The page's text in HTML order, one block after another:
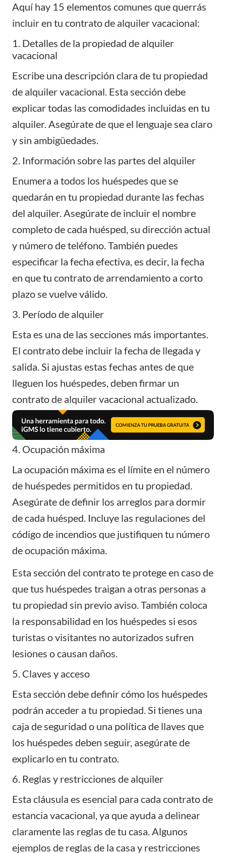
Aquí hay 15 elementos comunes que querrás
incluir en tu contrato de alquiler vacacional:
1. Detalles de la propiedad de alquiler
vacacional
Escribe una descripción clara de tu propiedad
de alquiler vacacional. Esta sección debe
explicar todas las comodidades incluidas en tu
alquiler. Asegúrate de que el lenguaje sea claro
y sin ambigüedades.
2. Información sobre las partes del alquiler
Enumera a todos los huéspedes que se
quedarán en tu propiedad durante las fechas
del alquiler. Asegúrate de incluir el nombre
completo de cada huésped, su dirección actual
y número de teléfono. También puedes
especificar la fecha efectiva, es decir, la fecha
en que tu contrato de arrendamiento a corto
plazo se vuelve válido.
3. Período de alquiler
Esta es una de las secciones más importantes.
El contrato debe incluir la fecha de llegada y
salida. Si ajustas estas fechas antes de que
lleguen los huéspedes, deben firmar un
contrato de alquiler vacacional actualizado.
4. Ocupación máxima
La ocupación máxima es el límite en el número
de huéspedes permitidos en tu propiedad.
Asegúrate de definir los arreglos para dormir
de cada huésped. Incluye las regulaciones del
código de incendios que justifiquen tu número
de ocupación máxima.
Esta sección del contrato te protege en caso de
que tus huéspedes traigan a otras personas a
tu propiedad sin previo aviso. También coloca
la responsabilidad en los huéspedes si esos
turistas o visitantes no autorizados sufren
lesiones o causan daños.
5. Claves y acceso
Esta sección debe definir cómo los huéspedes
podrán acceder a tu propiedad. Si tienes una
caja de seguridad o una política de llaves que
los huéspedes deben seguir, asegúrate de
explicarlo en tu contrato.
6. Reglas y restricciones de alquiler
Esta cláusula es esencial para cada contrato de
estancia vacacional, ya que ayuda a delinear
claramente las reglas de tu casa. Algunos
ejemplos de reglas de la casa y restricciones